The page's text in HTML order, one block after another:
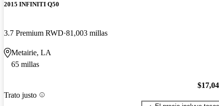
2015 INFINITI Q50
3.7 Premium RWD 81,003 millas
Metairie, LA
65 millas
Trato justo